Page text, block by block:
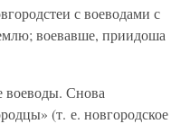
с воеводами с
воевавше, приидоша
воеводы. Снова
(т. е. новгородское